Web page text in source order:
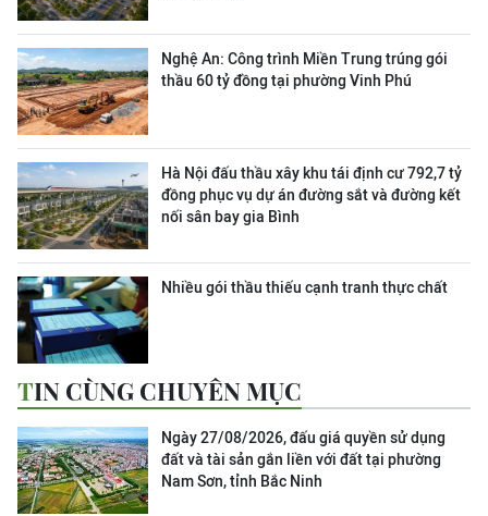
Nghệ An: Công trình Miền Trung trúng gói
thầu 60 tỷ đồng tại phường Vinh Phú
Hà Nội đấu thầu xây khu tái định cư 792,7 tỷ
đồng phục vụ dự án đường sắt và đường kết
nối sân bay gia Bình
Nhiều gói thầu thiếu cạnh tranh thực chất
TIN CÙNG CHUYÊN MỤC
Ngày 27/08/2026, đấu giá quyền sử dụng
đất và tài sản gắn liền với đất tại phường
Nam Sơn, tỉnh Bắc Ninh